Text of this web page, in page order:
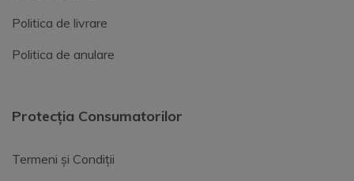
Politica de livrare
Politica de anulare
Protecția Consumatorilor
Termeni și Condiții